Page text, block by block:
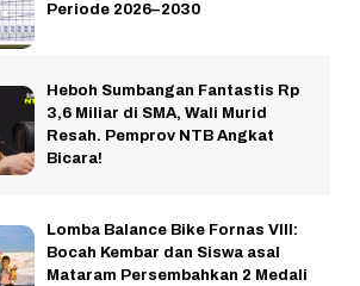
Periode 2026–2030
Heboh Sumbangan Fantastis Rp
3,6 Miliar di SMA, Wali Murid
Resah. Pemprov NTB Angkat
Bicara!
Lomba Balance Bike Fornas VIII:
Bocah Kembar dan Siswa asal
Mataram Persembahkan 2 Medali